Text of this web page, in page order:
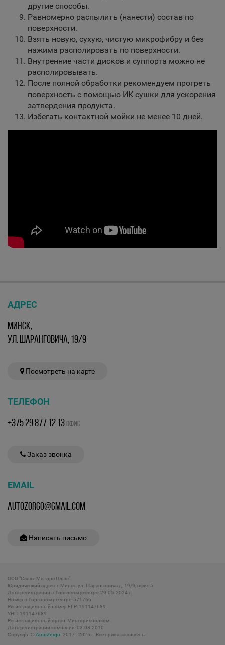
другие способы.
Равномерно распылить (нанести) состав по
поверхности.
Взять новую, сухую, чистую микрофибру и без
нажима располировать по поверхности.
Внутренние части дисков и суппорта можно не
располировывать.
После полной обработки рекомендуем прогреть
поверхность с помощью ИК сушки для ускорения
затвердения продукта.
Избегать контактной мойки не менее 10 дней.
АДРЕС
МИНСК,
УЛ. ШАРАНГОВИЧА, 19/9
Посмотреть на карте
ТЕЛЕФОН
+375 29 877 12 13 ОФИС
Заказ звонка
EMAIL
AUTOZORGO@GMAIL.COM
Написать письмо
ООО "СалютМоторс Плюс"
Юридический адрес: г.Минск, ул. Шаранговича д. 19/9, офис 5
Дата регистрации в Торговом реестре: 29.05.2024 г.
Номер в Торговом реестре: 571766
Регистрационный номер ЕГР: 191147689
УНП: 191147689
Регистрационный орган: Мингорисполком
Дата регистрации компании: 03.03.2010
Copyright © AutoZorgo . 2017 - 2026 г. Все права защищены